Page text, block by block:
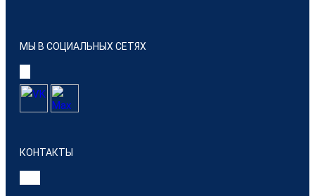
МЫ В СОЦИАЛЬНЫХ СЕТЯХ
КОНТАКТЫ